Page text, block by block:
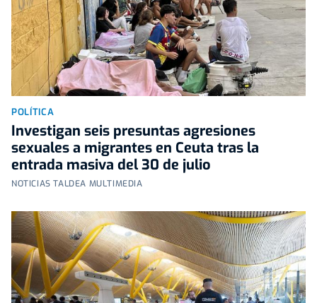
POLÍTICA
Investigan seis presuntas agresiones
sexuales a migrantes en Ceuta tras la
entrada masiva del 30 de julio
NOTICIAS TALDEA MULTIMEDIA